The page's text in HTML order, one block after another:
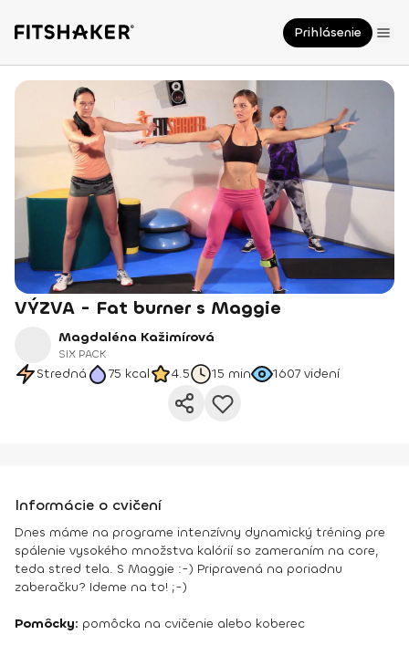
Prihlásenie
VÝZVA - Fat burner s Maggie
Magdaléna Kažimírová
SIX PACK
Stredná 75 kcal 4.5 15 min 1607 videní
Informácie o cvičení
Dnes máme na programe intenzívny dynamický tréning pre
spálenie vysokého množstva kalórií so zameraním na core,
teda stred tela. S Maggie :-) Pripravená na poriadnu
zaberačku? Ideme na to! ;-)
Pomôcky: pomôcka na cvičenie alebo koberec